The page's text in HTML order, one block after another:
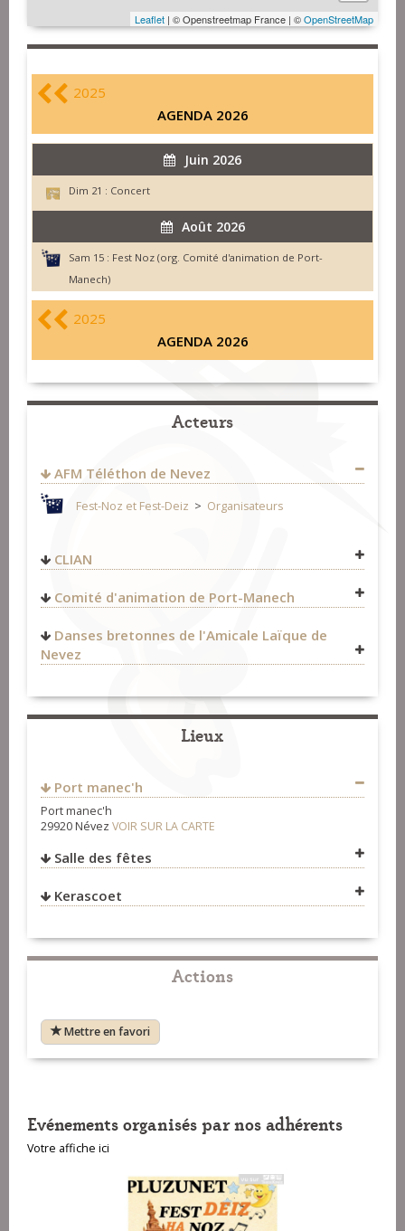
Leaflet | © Openstreetmap France | ©OpenStreetMap
2025
AGENDA 2026
Juin 2026
Dim 21 : Concert
Août 2026
Sam 15 : Fest Noz (org. Comité d'animation de Port-
Manech)
2025
AGENDA 2026
Acteurs
AFM Téléthon de Nevez
Fest-Noz et Fest-Deiz > Organisateurs
CLIAN
Fest-Noz et Fest-Deiz > Organisateurs
Comité d'animation de Port-Manech
Fest-Noz et Fest-Deiz > Organisateurs
Danses bretonnes de l'Amicale Laïque de
Nevez
nevez.jimdo.com/activit%C3%A9s/danse-bretonne/
Fest-Noz et Fest-Deiz>Organisateurs
Lieux
Port manec'h
Port manec'h
29920 Névez VOIR SUR LA CARTE
Salle des fêtes
VOIR SUR LA CARTE
Kerascoet
VOIR SUR LA CARTE
Actions
Mettre en favori
Evénements organisés par nos adhérents
Votre affiche ici